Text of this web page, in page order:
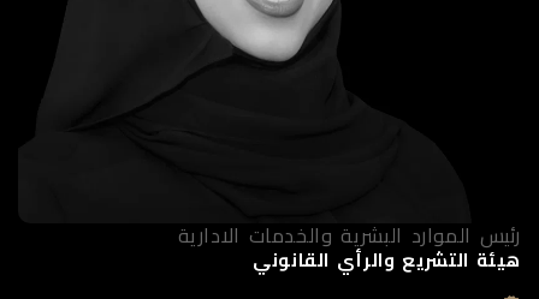
رئيس الموارد البشرية والخدمات الادارية
هيئة التشريع والرأي القانوني